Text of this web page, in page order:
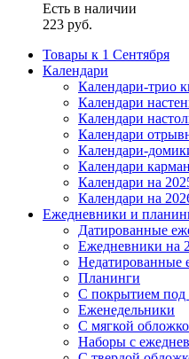
Есть в наличии
223 руб.
Товары к 1 Сентября
Календари
Календари-трио
Календари
Календари
Календари
Календари-
Календари
Календари на
Календари на
Ежедневники и
Датированные
Ежедневники на
Недатированные
Планинги
С покрытием под
Еженедельники
С мягкой
Наборы с